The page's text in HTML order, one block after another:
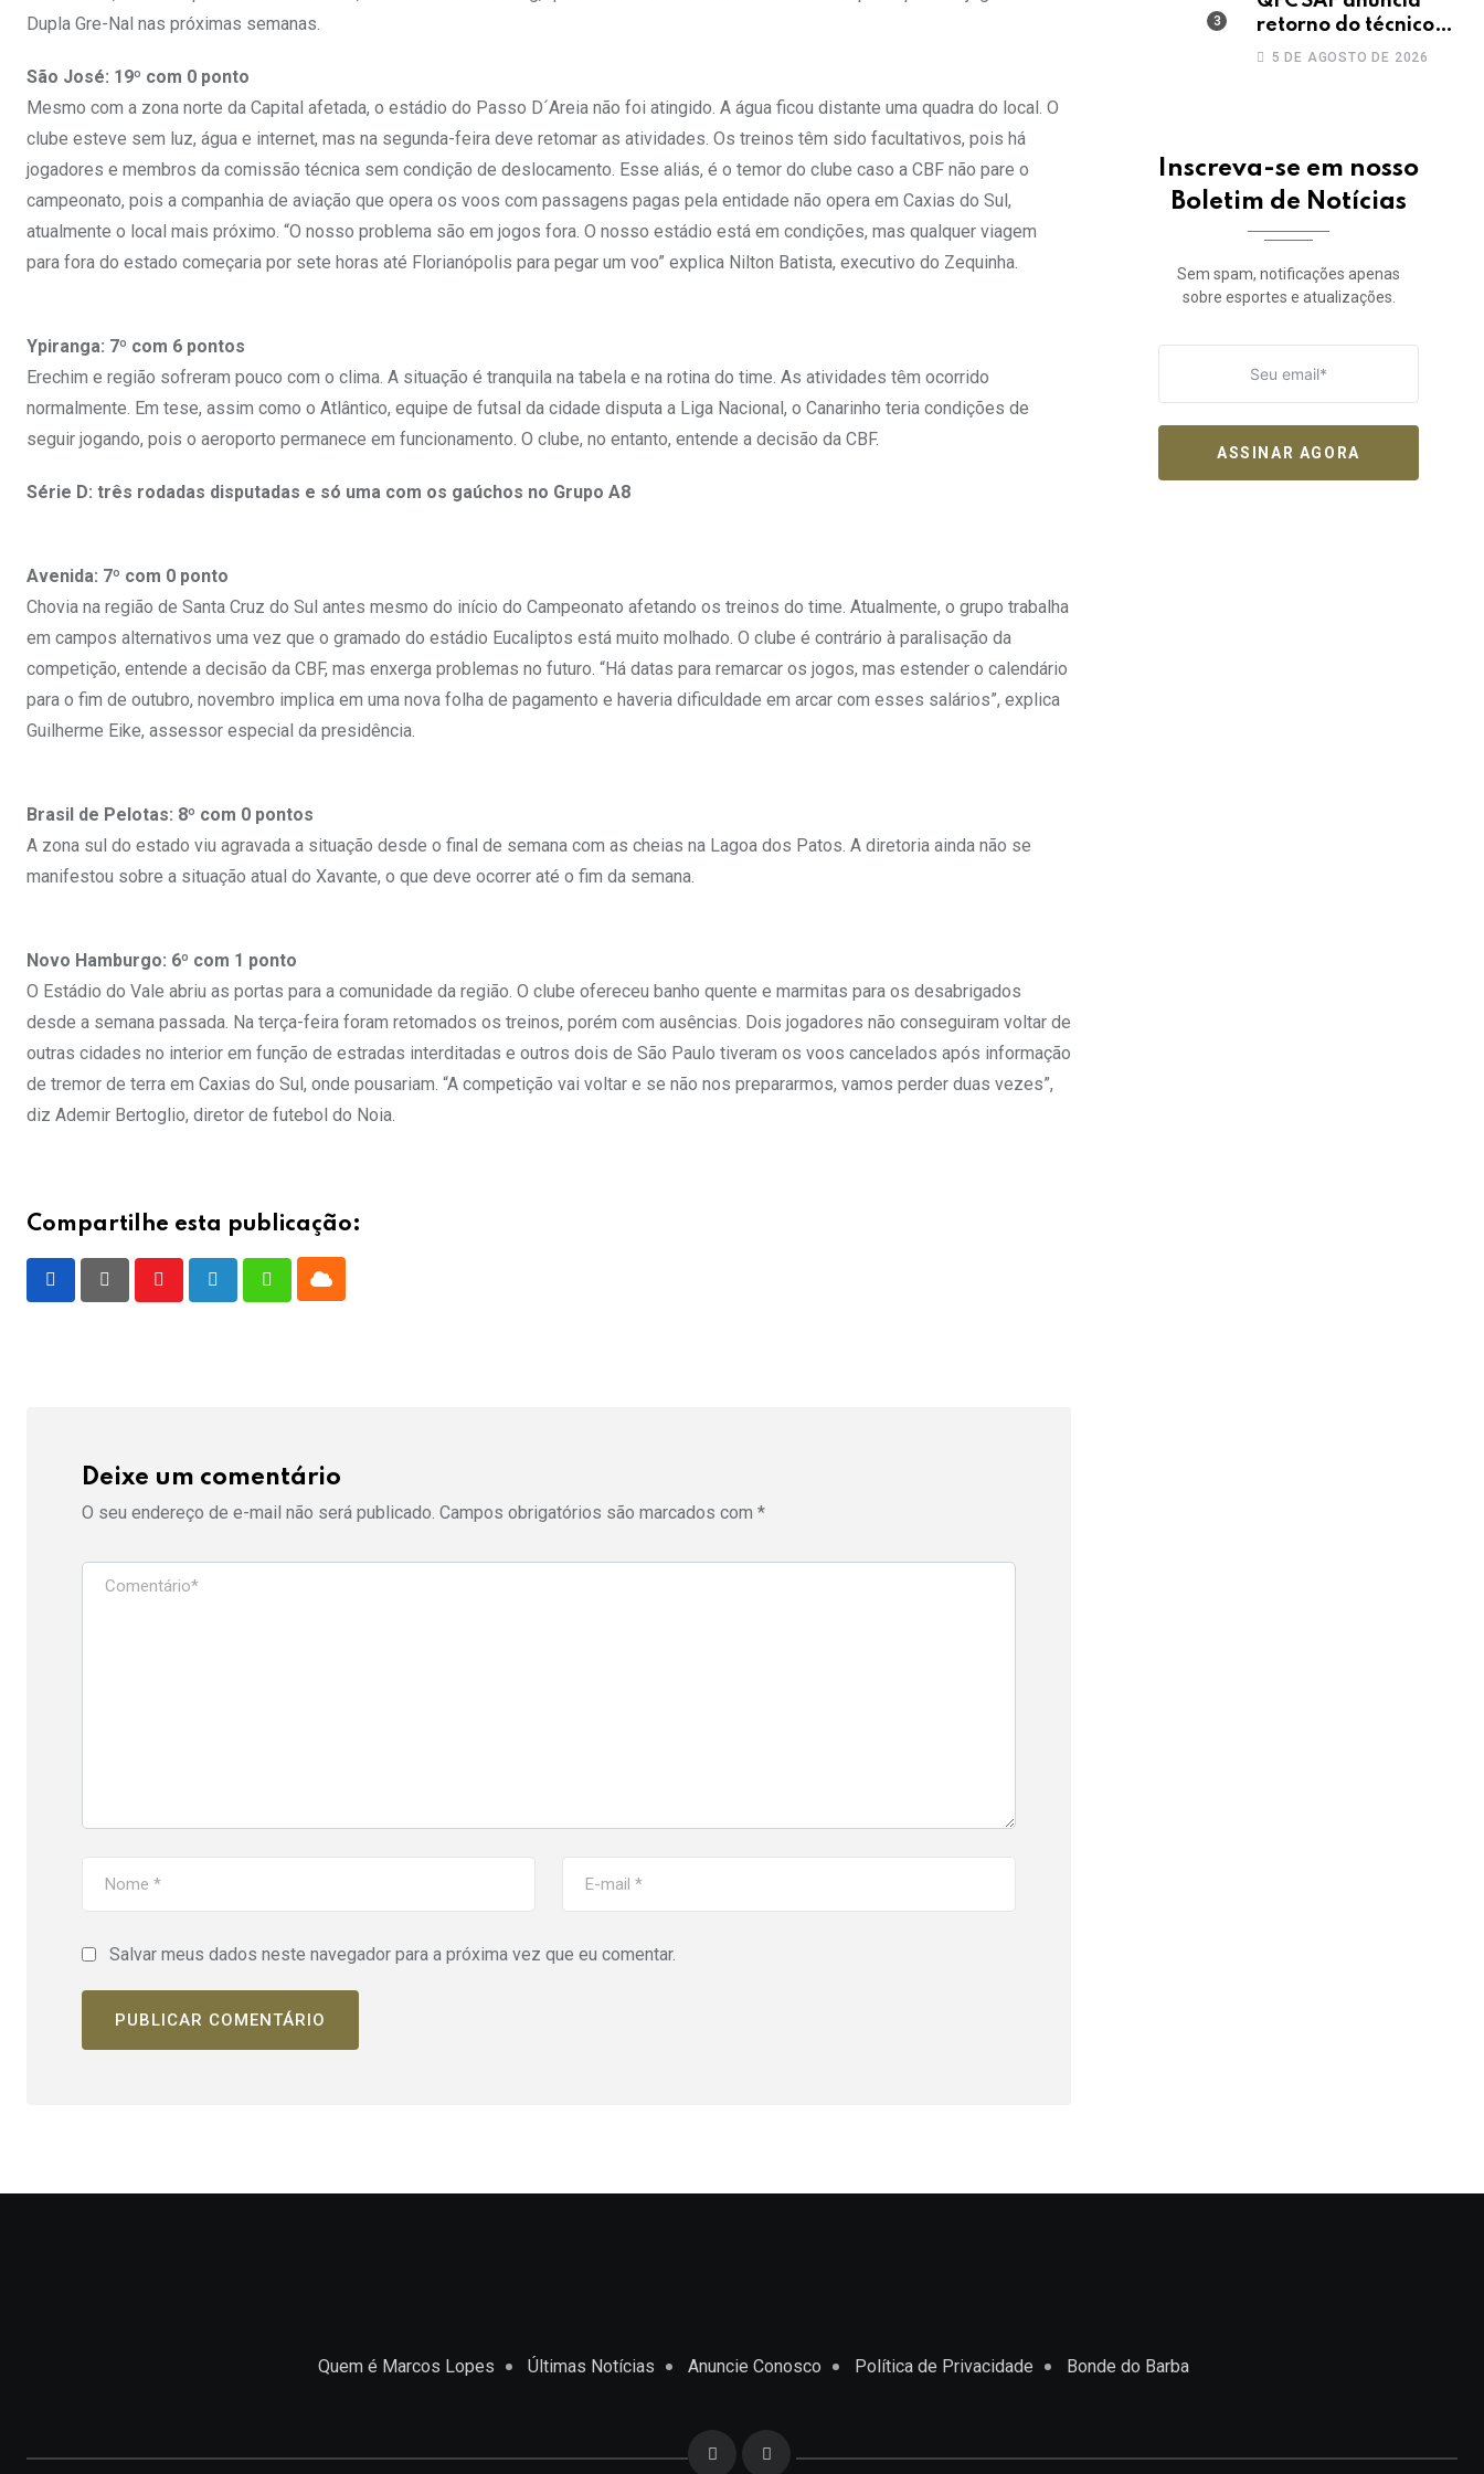
Dupla Gre-Nal nas próximas semanas.
São José: 19º com 0 ponto
Mesmo com a zona norte da Capital afetada, o estádio do Passo D´Areia não foi atingido. A água ficou distante uma quadra do local. O
clube esteve sem luz, água e internet, mas na segunda-feira deve retomar as atividades. Os treinos têm sido facultativos, pois há
jogadores e membros da comissão técnica sem condição de deslocamento. Esse aliás, é o temor do clube caso a CBF não pare o
campeonato, pois a companhia de aviação que opera os voos com passagens pagas pela entidade não opera em Caxias do Sul,
atualmente o local mais próximo. “O nosso problema são em jogos fora. O nosso estádio está em condições, mas qualquer viagem
para fora do estado começaria por sete horas até Florianópolis para pegar um voo” explica Nilton Batista, executivo do Zequinha.
Ypiranga: 7º com 6 pontos
Erechim e região sofreram pouco com o clima. A situação é tranquila na tabela e na rotina do time. As atividades têm ocorrido
normalmente. Em tese, assim como o Atlântico, equipe de futsal da cidade disputa a Liga Nacional, o Canarinho teria condições de
seguir jogando, pois o aeroporto permanece em funcionamento. O clube, no entanto, entende a decisão da CBF.
Série D: três rodadas disputadas e só uma com os gaúchos no Grupo A8
Avenida: 7º com 0 ponto
Chovia na região de Santa Cruz do Sul antes mesmo do início do Campeonato afetando os treinos do time. Atualmente, o grupo trabalha
em campos alternativos uma vez que o gramado do estádio Eucaliptos está muito molhado. O clube é contrário à paralisação da
competição, entende a decisão da CBF, mas enxerga problemas no futuro. “Há datas para remarcar os jogos, mas estender o calendário
para o fim de outubro, novembro implica em uma nova folha de pagamento e haveria dificuldade em arcar com esses salários”, explica
Guilherme Eike, assessor especial da presidência.
Brasil de Pelotas: 8º com 0 pontos
A zona sul do estado viu agravada a situação desde o final de semana com as cheias na Lagoa dos Patos. A diretoria ainda não se
manifestou sobre a situação atual do Xavante, o que deve ocorrer até o fim da semana.
Novo Hamburgo: 6º com 1 ponto
O Estádio do Vale abriu as portas para a comunidade da região. O clube ofereceu banho quente e marmitas para os desabrigados
desde a semana passada. Na terça-feira foram retomados os treinos, porém com ausências. Dois jogadores não conseguiram voltar de
outras cidades no interior em função de estradas interditadas e outros dois de São Paulo tiveram os voos cancelados após informação
de tremor de terra em Caxias do Sul, onde pousariam. “A competição vai voltar e se não nos prepararmos, vamos perder duas vezes”,
diz Ademir Bertoglio, diretor de futebol do Noia.
Compartilhe esta publicação:
WhatsappCloud
Deixe um comentário
O seu endereço de e-mail não será publicado. Campos obrigatórios são marcados com *
Salvar meus dados neste navegador para a próxima vez que eu comentar.
retorno do técnico
João Paulo para a
5 DE AGOSTO DE 2026
Inscreva-se em nosso
Boletim de Notícias
Sem spam, notificações apenas
sobre esportes e atualizações.
ASSINAR AGORA
Quem é Marcos Lopes Últimas Notícias Anuncie Conosco Política de Privacidade Bonde do Barba